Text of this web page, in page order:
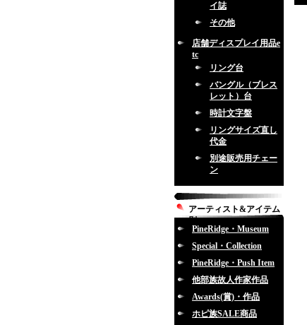
イ誌
その他
店舗ディスプレイ用品e
tc
リング台
バングル（ブレス
レット）台
時計文字盤
リングサイズ直し
代金
別途販売用チェー
ン
アーティスト&アイテム
別
PineRidge・Museum
Special・Collection
PineRidge・Push Item
他部族故人作家作品
Awards(賞)・作品
ホピ族SALE商品